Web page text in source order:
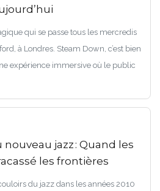
qui se passe tous les mercredis
à Londres. Steam Down, c’est bien
expérience immersive où le public
jazz : Quand les
les frontières
du jazz dans les années 2010